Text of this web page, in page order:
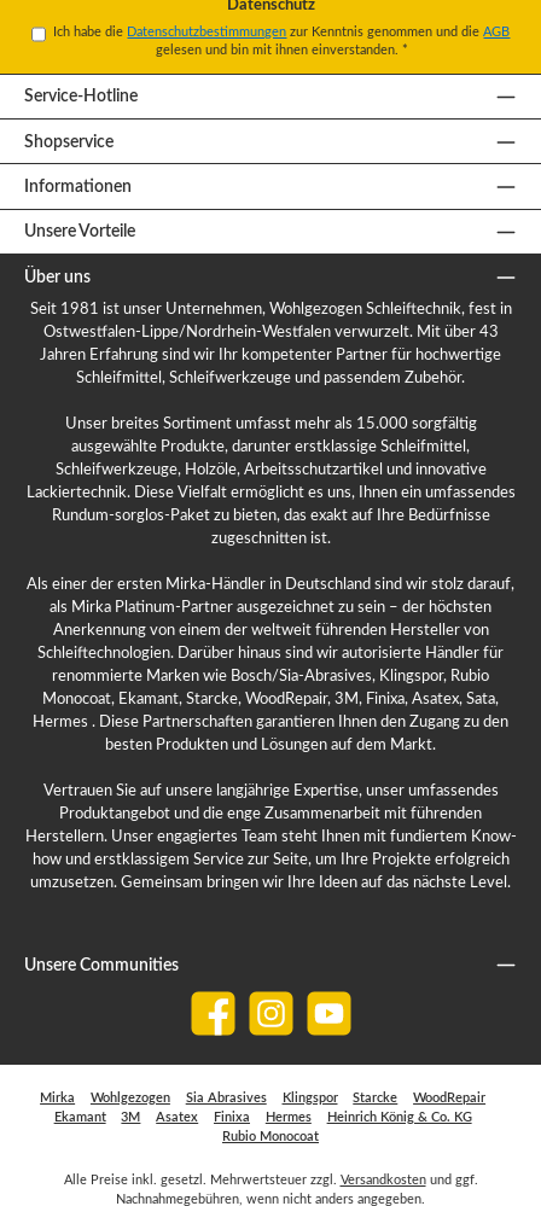
Datenschutz
Ich habe die Datenschutzbestimmungen zur Kenntnis genommen und dieAGB
gelesen und bin mit ihnen einverstanden. *
Service-Hotline
Shopservice
Informationen
Unsere Vorteile
Über uns
Seit 1981 ist unser Unternehmen, Wohlgezogen Schleiftechnik, fest in
Ostwestfalen-Lippe/Nordrhein-Westfalen verwurzelt. Mit über 43
Jahren Erfahrung sind wir Ihr kompetenter Partner für hochwertige
Schleifmittel, Schleifwerkzeuge und passendem Zubehör.
Unser breites Sortiment umfasst mehr als 15.000 sorgfältig
ausgewählte Produkte, darunter erstklassige Schleifmittel,
Schleifwerkzeuge, Holzöle, Arbeitsschutzartikel und innovative
Lackiertechnik. Diese Vielfalt ermöglicht es uns, Ihnen ein umfassendes
Rundum-sorglos-Paket zu bieten, das exakt auf Ihre Bedürfnisse
zugeschnitten ist.
Als einer der ersten Mirka-Händler in Deutschland sind wir stolz darauf,
als Mirka Platinum-Partner ausgezeichnet zu sein – der höchsten
Anerkennung von einem der weltweit führenden Hersteller von
Schleiftechnologien. Darüber hinaus sind wir autorisierte Händler für
renommierte Marken wie Bosch/Sia-Abrasives, Klingspor, Rubio
Monocoat, Ekamant, Starcke, WoodRepair, 3M, Finixa, Asatex, Sata,
Hermes . Diese Partnerschaften garantieren Ihnen den Zugang zu den
besten Produkten und Lösungen auf dem Markt.
Vertrauen Sie auf unsere langjährige Expertise, unser umfassendes
Produktangebot und die enge Zusammenarbeit mit führenden
Herstellern. Unser engagiertes Team steht Ihnen mit fundiertem Know-
how und erstklassigem Service zur Seite, um Ihre Projekte erfolgreich
umzusetzen. Gemeinsam bringen wir Ihre Ideen auf das nächste Level.
Unsere Communities
Facebook Instagram YouTube
Mirka Wohlgezogen Sia Abrasives Klingspor Starcke
WoodRepair
Ekamant
3M Asatex Finixa Hermes
Heinrich König & Co. KG
Rubio Monocoat
Alle Preise inkl. gesetzl. Mehrwertsteuer zzgl. Versandkostenund ggf.
Nachnahmegebühren, wenn nicht anders angegeben.